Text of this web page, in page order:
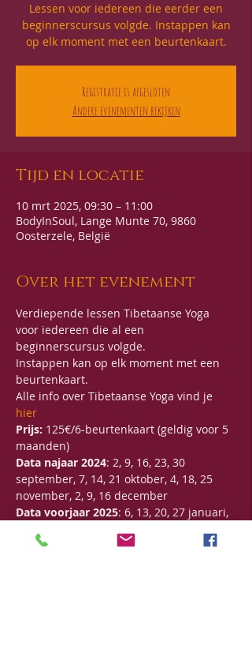
Lessen voor iedereen die eerder een
beginnerscursus volgde. Instappen kan
op elk moment met een beurtenkaart.
Registratie is afgesloten
Andere evenementen bekijken
Tijd en locatie
10 mrt 2025, 09:30 – 11:00
BodyInSoul, Lange Munte 70, 9860
Oosterzele, België
Over het evenement
Verdiepende lessen Tibetaanse Yoga
voor iedereen die al een
beginnerscursus volgde.
Instappen kan op elk moment met een
beurtenkaart.
Alle info over Tibetaanse Yoga vind je
hier
Prijs: 125€/6-beurtenkaart (geldig voor 5
maanden)
Data najaar 2024: 2, 9, 16, 23, 30
september, 7, 14, 21 oktober, 4, 18, 25
november, 2, 9, 16 december
Data voorjaar 2025: 6, 13, 20, 27 januari,
28 april, 5, 12, 19, 26 mei, 2, 16, 23, 30 juni